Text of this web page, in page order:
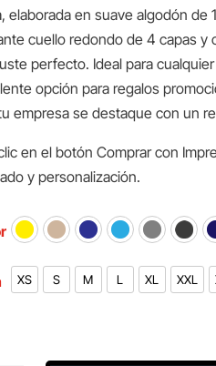
elaborada en suave algodón de
cuello redondo de 4 capas y
perfecto. Ideal para
opción para regalos
empresa se destaque con un
en el botón Comprar con
y personalización.
XS S M L XL XXL